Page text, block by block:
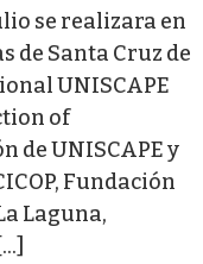
se realizara en
de Santa Cruz de
UNISCAPE
of
de UNISCAPE y
Fundación
Laguna,